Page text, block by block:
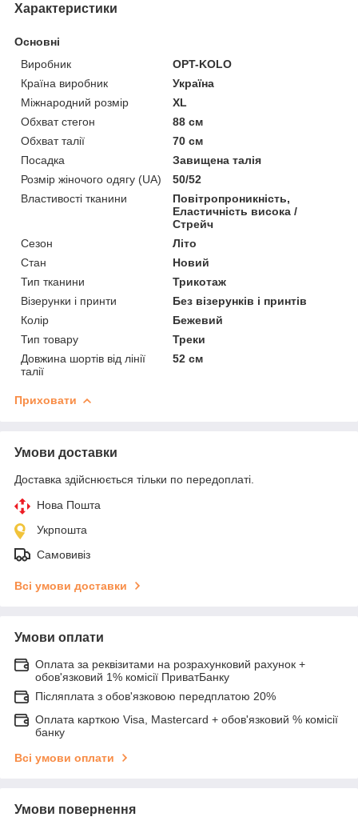
Характеристики
Основні
Виробник
OPT-KOLO
Країна виробник
Україна
Міжнародний розмір
XL
Обхват стегон
88 см
Обхват талії
70 см
Посадка
Завищена талія
Розмір жіночого одягу (UA)
50/52
Властивості тканини
Повітропроникність,
Еластичність висока /
Стрейч
Сезон
Літо
Стан
Новий
Тип тканини
Трикотаж
Візерунки і принти
Без візерунків і принтів
Колір
Бежевий
Тип товару
Треки
Довжина шортів від лінії
талії
52 см
Приховати
Умови доставки
Доставка здійснюється тільки по передоплаті.
Нова Пошта
Укрпошта
Самовивіз
Всі умови доставки
Умови оплати
Оплата за реквізитами на розрахунковий рахунок +
обов'язковий 1% комісії ПриватБанку
Післяплата з обов'язковою передплатою 20%
Оплата карткою Visa, Mastercard + обов'язковий % комісії
банку
Всі умови оплати
Умови повернення